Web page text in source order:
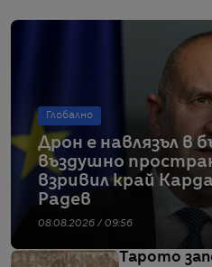
Глобално
Дрон е навлязъл в
въздушно
взривил край
Радев
08.08.2026 / 09:56
Тарото